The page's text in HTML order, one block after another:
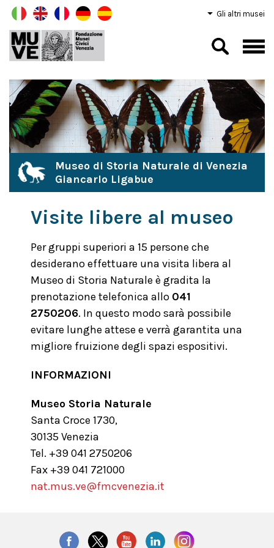
Gli altri musei
Museo di Storia Naturale di Venezia
Giancarlo Ligabue
Visite libere al museo
Per gruppi superiori a 15 persone che
desiderano effettuare una visita libera al
Museo di Storia Naturale è gradita la
prenotazione telefonica allo 041
2750206. In questo modo sarà possibile
evitare lunghe attese e verrà garantita una
migliore fruizione degli spazi espositivi.
INFORMAZIONI
Museo Storia Naturale
Santa Croce 1730,
30135 Venezia
Tel. +39 041 2750206
Fax +39 041 721000
nat.mus.ve@fmcvenezia.it